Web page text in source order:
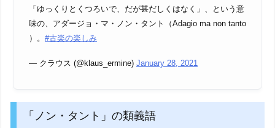
「ゆっくりとくつろいで、だが甚だしくはなく」、という意
味の、アダージョ・マ・ノン・タント（Adagio ma non tanto
）。 #古楽の楽しみ
— クラウス (@klaus_ermine) January 28, 2021
「ノン・タント」の類義語